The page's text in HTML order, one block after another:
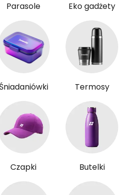
Parasole Eko gadżety
Śniadaniówki Termosy
Czapki Butelki